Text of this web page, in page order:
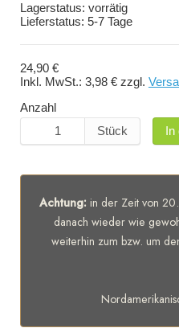
Lagerstatus: vorrätig
Lieferstatus: 5-7 Tage
24,90 €
Inkl. MwSt.: 3,98 €zzgl.
Anzahl
Stück
In
Achtung: in der Zeit von
danach wieder wie
weiterhin zum bzw. um